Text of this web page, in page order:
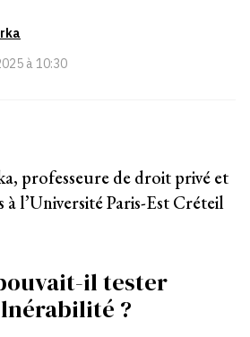
à 10:30
professeure de droit privé et
à l’Université Paris-Est Créteil
il tester
?